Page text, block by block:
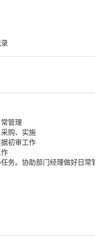
管理
购、实施
初审工作
务。协助部门经理做好日常